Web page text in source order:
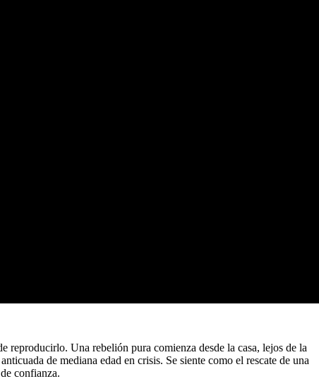
reproducirlo. Una rebelión pura comienza desde la casa, lejos de la
de mediana edad en crisis. Se siente como el rescate de una
confianza.